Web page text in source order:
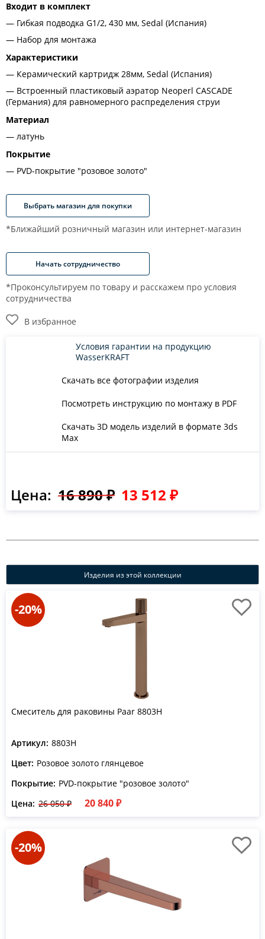
Входит в комплект
Гибкая подводка G1/2, 430 мм, Sedal (Испания)
Набор для монтажа
Характеристики
Керамический картридж 28мм, Sedal (Испания)
Встроенный пластиковый аэратор Neoperl CASCADE
(Германия) для равномерного распределения струи
Материал
латунь
Покрытие
PVD-покрытие "розовое золото"
Выбрать магазин для покупки
*Ближайший розничный магазин или интернет-магазин
Начать сотрудничество
*Проконсультируем по товару и расскажем про условия
сотрудничества
В избранное
Скачать все фотографии изделия
Посмотреть инструкцию по монтажу в PDF
Скачать 3D модель изделий в формате 3ds
Max
Условия гарантии на продукцию
WasserKRAFT
Цена: 16 890 ₽ 13 512 ₽
Изделия из этой коллекции
-20%
Смеситель для раковины Paar 8803H
Артикул: 8803H
Цвет: Розовое золото глянцевое
Покрытие: PVD-покрытие "розовое золото"
Цена: 26 050 ₽ 20 840 ₽
-20%